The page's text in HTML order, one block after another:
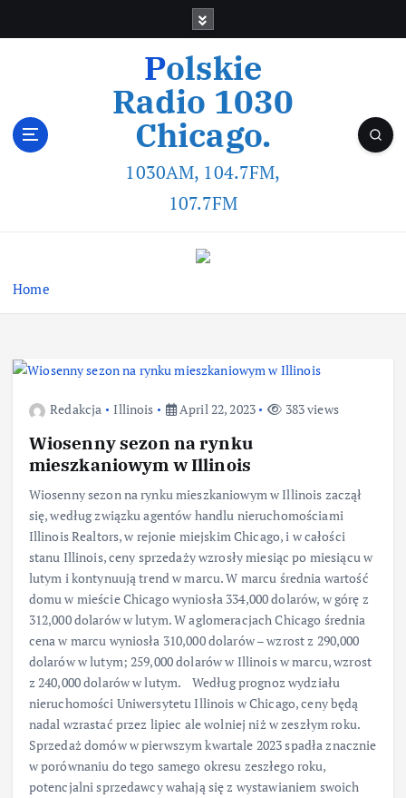
Polskie
Radio 1030
Chicago.
1030AM, 104.7FM,
107.7FM
Home
Redakcja Illinois April 22, 2023 383 views
Wiosenny sezon na rynku
mieszkaniowym w Illinois
Wiosenny sezon na rynku mieszkaniowym w Illinois zaczął
się, według związku agentów handlu nieruchomościami
Illinois Realtors, w rejonie miejskim Chicago, i w całości
stanu Illinois, ceny sprzedaży wzrosły miesiąc po miesiącu w
lutym i kontynuują trend w marcu. W marcu średnia wartość
domu w mieście Chicago wyniosła 334,000 dolarów, w górę z
312,000 dolarów w lutym. W aglomeracjach Chicago średnia
cena w marcu wyniosła 310,000 dolarów – wzrost z 290,000
dolarów w lutym; 259,000 dolarów w Illinois w marcu, wzrost
z 240,000 dolarów w lutym. Według prognoz wydziału
nieruchomości Uniwersytetu Illinois w Chicago, ceny będą
nadal wzrastać przez lipiec ale wolniej niż w zeszłym roku.
Sprzedaż domów w pierwszym kwartale 2023 spadła znacznie
w porównaniu do tego samego okresu zeszłego roku,
potencjalni sprzedawcy wahają się z wystawianiem swoich